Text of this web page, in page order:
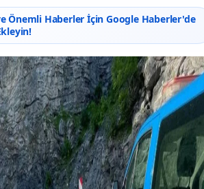
Önemli Haberler İçin Google Haberler'de